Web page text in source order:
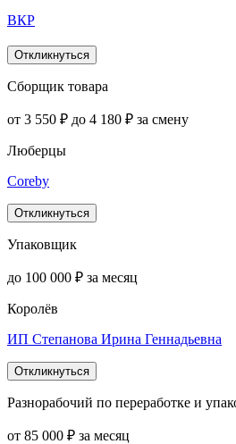
ВКР
Откликнуться
Сборщик товара
от 3 550 ₽ до 4 180 ₽ за смену
Люберцы
Coreby
Откликнуться
Упаковщик
до 100 000 ₽ за месяц
Королёв
ИП Степанова Ирина Геннадьевна
Откликнуться
Разнорабочий по переработке и
от 85 000 ₽ за месяц